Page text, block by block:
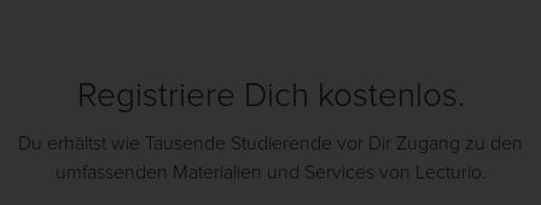
Registriere Dich kostenlos.
Du erhältst wie Tausende Studierende vor Dir Zugang zu den
umfassenden Materialien und Services von Lecturio.